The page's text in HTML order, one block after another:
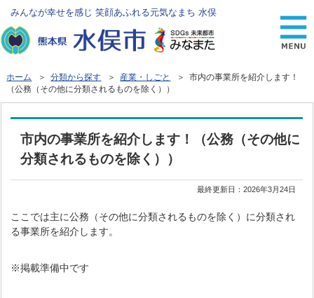
みんなが幸せを感じ 笑顔あふれる元気なまち 水俣
ホーム ＞分類から探す ＞ 産業・しごと
＞ 市内の事業所を紹介します！
（公務（その他に分類されるものを除く））
市内の事業所を紹介します！（公務（その他に
分類されるものを除く））
最終更新日：2026年3月24日
ここでは主に公務（その他に分類されるものを除く）に分類され
る事業所を紹介します。
※掲載準備中です